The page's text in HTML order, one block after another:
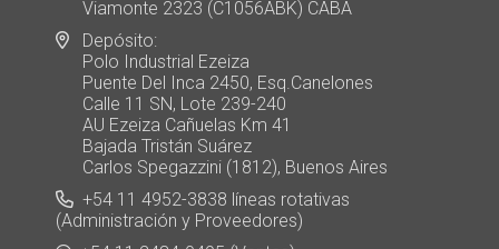
Viamonte 2323 (C1056ABK) CABA
Depósito:
Polo Industrial Ezeiza
Puente Del Inca 2450, Esq.Canelones
Calle 11 SN, Lote 239-240
AU Ezeiza Cañuelas Km 41
Bajada Tristán Suárez
Carlos Spegazzini (1812), Buenos Aires
+54 11 4952-3838 líneas rotativas
(Administración y Proveedores)